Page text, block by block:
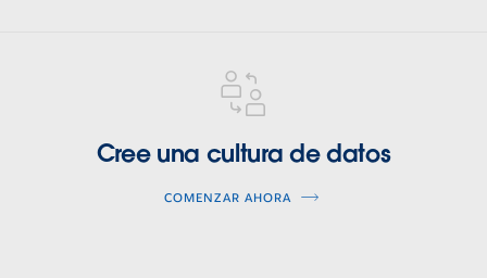
Cree una cultura de datos
COMENZAR AHORA